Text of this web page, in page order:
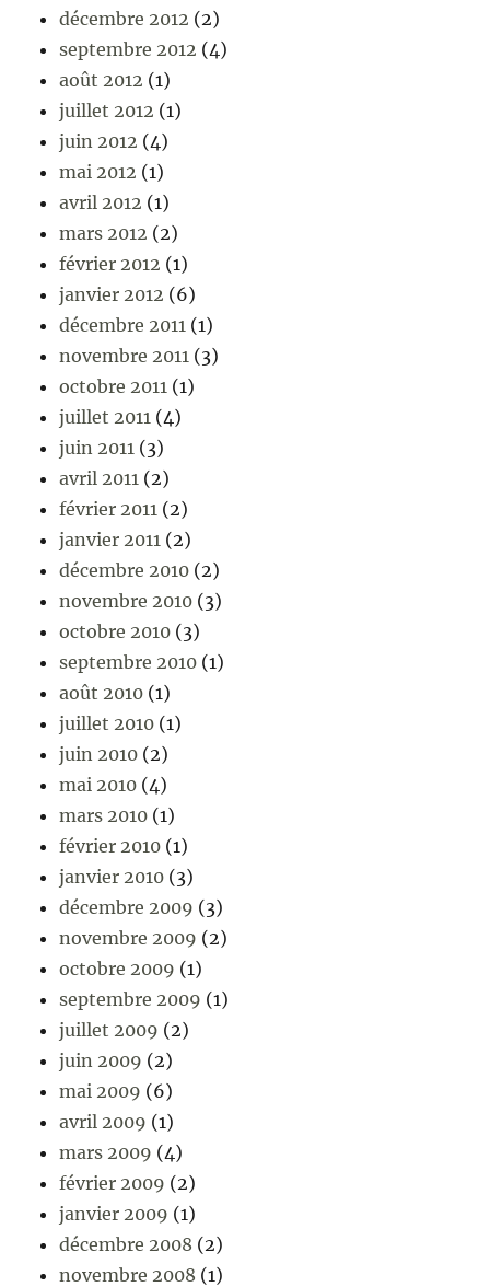
décembre 2012 (2)
septembre 2012 (4)
août 2012 (1)
juillet 2012 (1)
juin 2012 (4)
mai 2012 (1)
avril 2012 (1)
mars 2012 (2)
février 2012 (1)
janvier 2012 (6)
décembre 2011 (1)
novembre 2011 (3)
octobre 2011 (1)
juillet 2011 (4)
juin 2011 (3)
avril 2011 (2)
février 2011 (2)
janvier 2011 (2)
décembre 2010 (2)
novembre 2010 (3)
octobre 2010 (3)
septembre 2010 (1)
août 2010 (1)
juillet 2010 (1)
juin 2010 (2)
mai 2010 (4)
mars 2010 (1)
février 2010 (1)
janvier 2010 (3)
décembre 2009 (3)
novembre 2009 (2)
octobre 2009 (1)
septembre 2009 (1)
juillet 2009 (2)
juin 2009 (2)
mai 2009 (6)
avril 2009 (1)
mars 2009 (4)
février 2009 (2)
janvier 2009 (1)
décembre 2008 (2)
novembre 2008 (1)